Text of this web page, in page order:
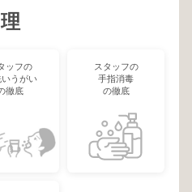
ッフの
いうがい
徹底
スタッフの
手指消毒
の徹底